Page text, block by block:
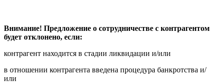
Внимание! Предложение о сотрудничестве с контрагентом
будет отклонено, если:
контрагент находится в стадии ликвидации и/или
в отношении контрагента введена процедура банкротства и/
или